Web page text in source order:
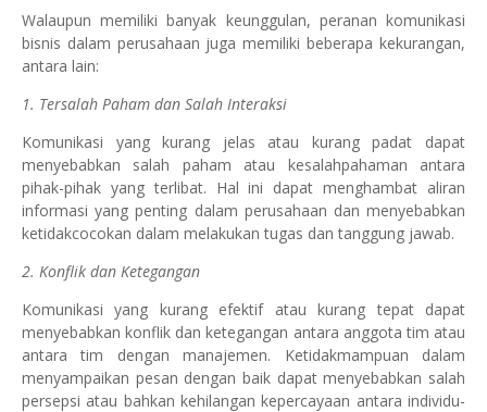
Walaupun memiliki banyak keunggulan, peranan komunikasi
bisnis dalam perusahaan juga memiliki beberapa kekurangan,
antara lain:
1. Tersalah Paham dan Salah Interaksi
Komunikasi yang kurang jelas atau kurang padat dapat
menyebabkan salah paham atau kesalahpahaman antara
pihak-pihak yang terlibat. Hal ini dapat menghambat aliran
informasi yang penting dalam perusahaan dan menyebabkan
ketidakcocokan dalam melakukan tugas dan tanggung jawab.
2. Konflik dan Ketegangan
Komunikasi yang kurang efektif atau kurang tepat dapat
menyebabkan konflik dan ketegangan antara anggota tim atau
antara tim dengan manajemen. Ketidakmampuan dalam
menyampaikan pesan dengan baik dapat menyebabkan salah
persepsi atau bahkan kehilangan kepercayaan antara individu-